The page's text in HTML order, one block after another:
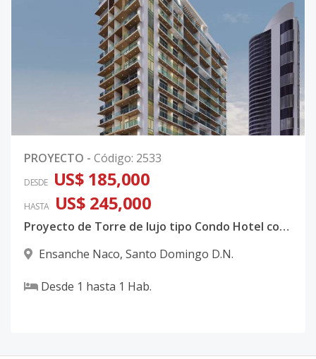
PROYECTO - Código: 2533
DESDE US$ 185,000
HASTA US$ 245,000
Proyecto de Torre de lujo tipo Condo Hotel con sistema inteligente integrado en Naco
Ensanche Naco, Santo Domingo D.N.
Desde 1 hasta 1 Hab.